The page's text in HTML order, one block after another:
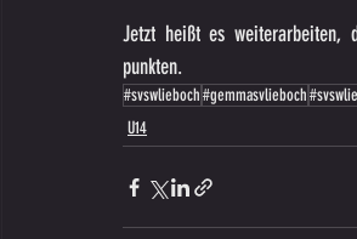
Jetzt heißt es weiterarbeiten,
punkten.
#svswlieboch#gemmasvlieboch
U14